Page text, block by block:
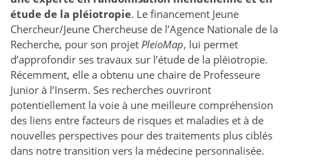
étude de la pléiotropie. Le financement Jeune
Chercheur/Jeune Chercheuse de l’Agence Nationale de la
Recherche, pour son projet PleioMap, lui permet
d’approfondir ses travaux sur l’étude de la pléiotropie.
Récemment, elle a obtenu une chaire de Professeure
Junior à l’Inserm. Ses recherches ouvriront
potentiellement la voie à une meilleure compréhension
des liens entre facteurs de risques et maladies et à de
nouvelles perspectives pour des traitements plus ciblés
dans notre transition vers la médecine personnalisée.